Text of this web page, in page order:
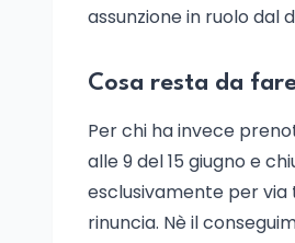
assunzione in ruolo dal
Cosa resta da
Per chi ha invece
alle 9 del 15 giugno e
esclusivamente per via
rinuncia. Nè il